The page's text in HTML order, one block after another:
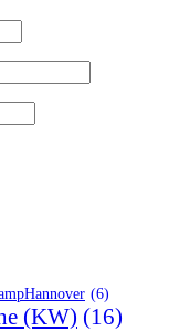
(6)
(KW) (16)